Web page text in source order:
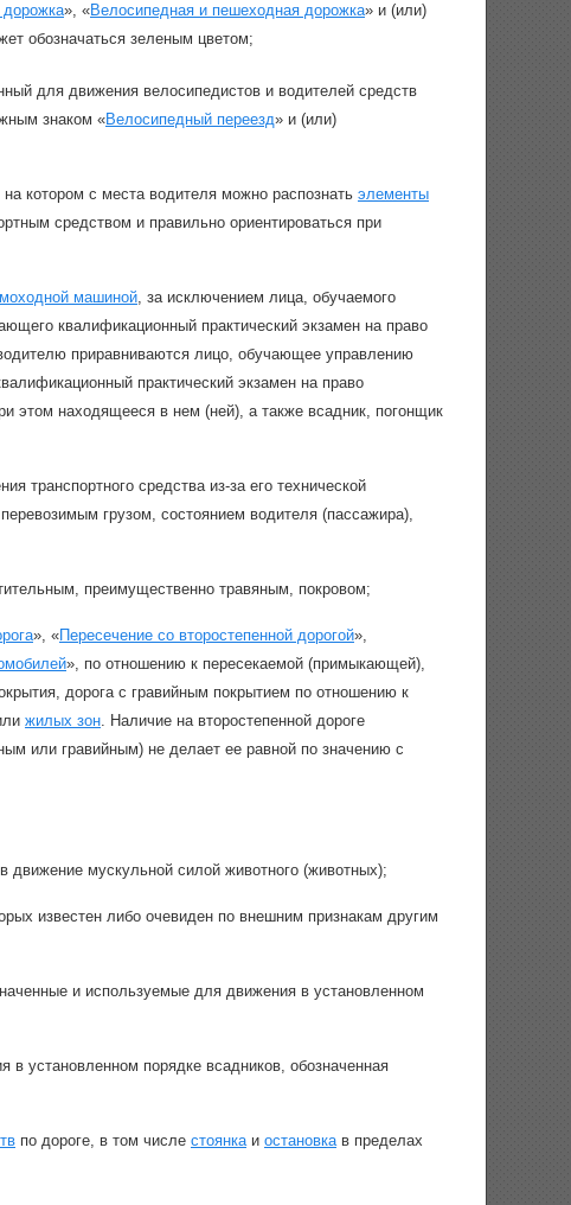
дорожка», «Велосипедная и пешеходная дорожка» и (или)
обозначаться зеленым цветом;
для движения велосипедистов и водителей средств
знаком «Велосипедный переезд» и (или)
котором с места водителя можно распознать элементы
средством и правильно ориентироваться при
машиной, за исключением лица, обучаемого
квалификационный практический экзамен на право
приравниваются лицо, обучающее управлению
практический экзамен на право
этом находящееся в нем (ней), а также всадник, погонщик
транспортного средства из-за его технической
грузом, состоянием водителя (пассажира),
преимущественно травяным, покровом;
», «Пересечение со второстепенной дорогой»,
», по отношению к пересекаемой (примыкающей),
дорога с гравийным покрытием по отношению к
жилых зон. Наличие на второстепенной дороге
или гравийным) не делает ее равной по значению с
движение мускульной силой животного (животных);
известен либо очевиден по внешним признакам другим
и используемые для движения в установленном
установленном порядке всадников, обозначенная
по дороге, в том числе стоянкаи остановкав пределах